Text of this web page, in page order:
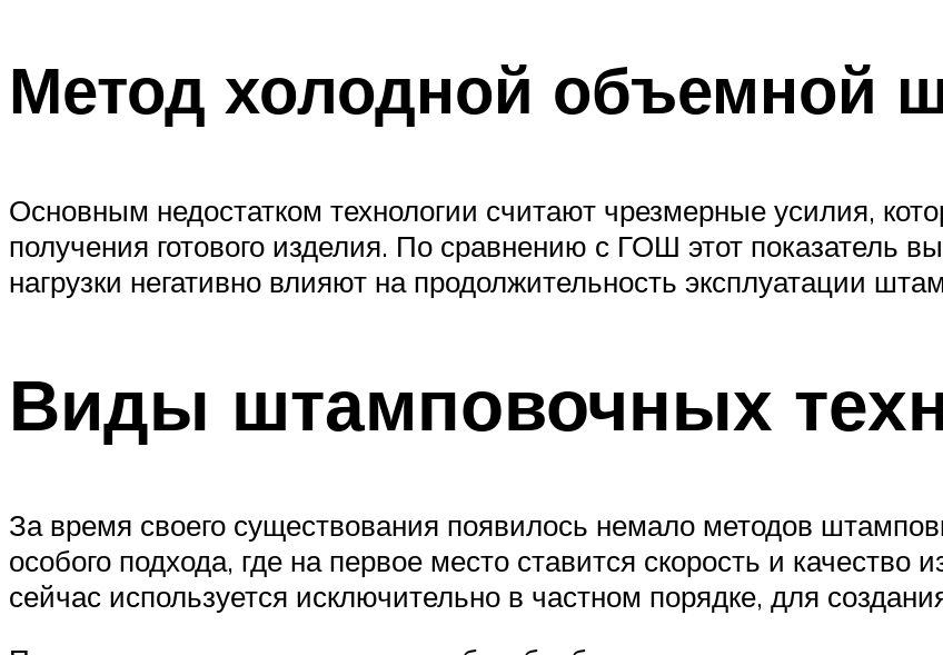
Метод холодной объемной
Основным недостатком технологии считают чрезмерные усилия,
получения готового изделия. По сравнению с ГОШ этот показатель
нагрузки негативно влияют на продолжительность эксплуатации
Виды штамповочных
За время своего существования появилось немало методов
особого подхода, где на первое место ставится скорость и
сейчас используется исключительно в частном порядке, для